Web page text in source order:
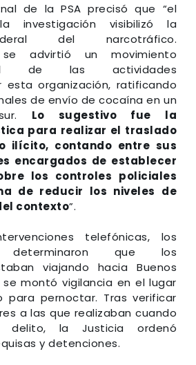
de la PSA precisó que “el
investigación visibilizó la
del narcotráfico.
se advirtió un movimiento
de las actividades
esta organización, ratificando
de envío de cocaína en un
Lo sugestivo fue la
para realizar el traslado
ilícito, contando entre sus
encargados de establecer
los controles policiales
de reducir los niveles de
contexto”.
telefónicas, los
determinaron que los
viajando hacia Buenos
montó vigilancia en el lugar
para pernoctar. Tras verificar
a las que realizaban cuando
delito, la Justicia ordenó
y detenciones.